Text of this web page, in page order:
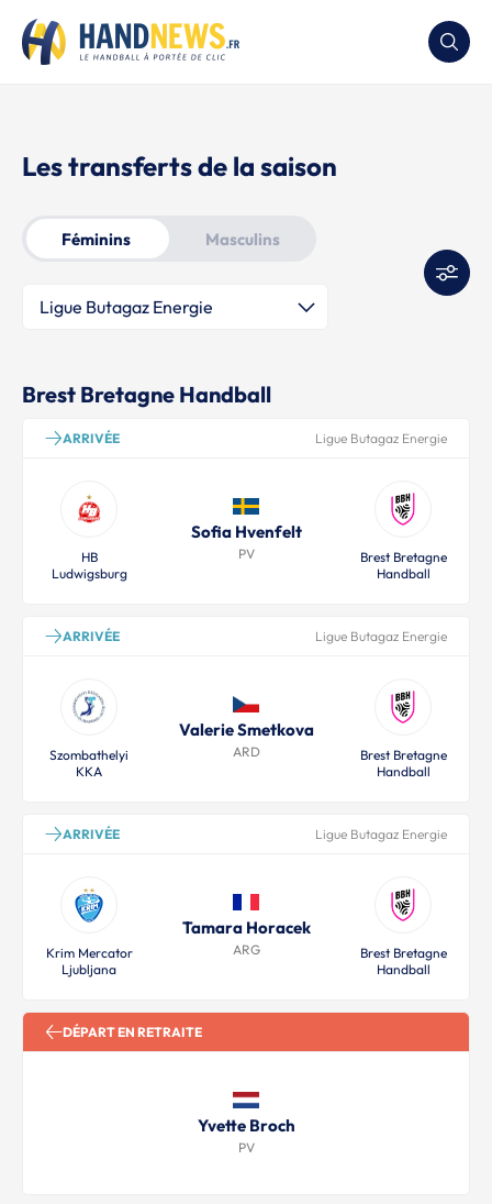
Les transferts de la saison
Féminins Masculins
Brest Bretagne Handball
ARRIVÉE Ligue Butagaz Energie
HB
Ludwigsburg
Sofia Hvenfelt
PV
Brest Bretagne
Handball
ARRIVÉE Ligue Butagaz Energie
Szombathelyi
KKA
Valerie Smetkova
ARD
Brest Bretagne
Handball
ARRIVÉE Ligue Butagaz Energie
Krim Mercator
Ljubljana
Tamara Horacek
ARG
Brest Bretagne
Handball
DÉPART EN RETRAITE
Yvette Broch
PV